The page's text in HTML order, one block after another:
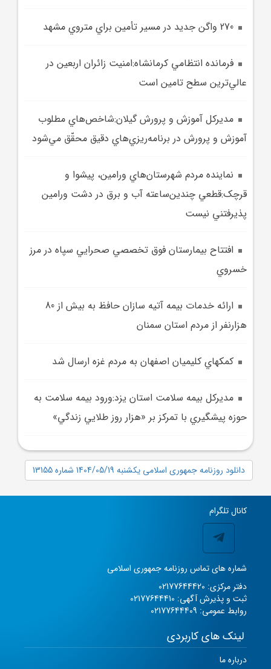
270 واگن جديد در مسير تأمين براي متروي مشهد
فرمانده انتظامي کرمانشاه:امنيت زائران اربعين در
عالي‌ترين سطح تامين است
مديرکل آموزش و پرورش گيلان:شاخص‌هاي مطلوب
آموزش و پرورش در برنامه‌ريزي‌هاي دقيق محقّق مي‌شود
نماينده مردم شهرستان‌هاي ورامين، پيشوا و
قرچک:قطعي چندين‌ساعته آب و برق در دشت ورامين
پذيرفتني نيست
افتتاح بيمارستان فوق‌ تخصصي صحرايي سپاه در مرز
خسروي
ارائه خدمات بيمه آتيه سازان حافظ به بيش از 80
هزارنفر از مردم استان سمنان
کمکهاي کليميان اصفهان به مردم غزه ارسال شد
مديرکل بيمه سلامت استان يزد:ورود بيمه سلامت به
حوزه پيشگيري با تمرکز بر «هزار روز طلايي زندگي»
دانلود روزنامه جمهوری اسلامی یکشنبه 1404/05/19 شماره 13155
کانال تلگرام
شماره های تماس روزنامه جمهوری اسلامی
دفتر مرکزی: 02177644420
ثبت و پذیرش آگهی: 02177644410
روابط عمومی: 02177644409
لینک های کاربردی
درباره ما